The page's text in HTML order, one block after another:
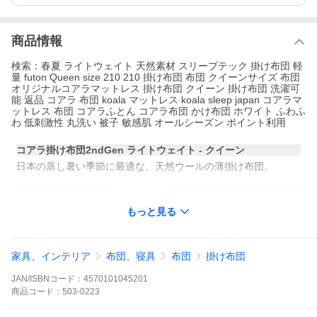
商品情報
検索：春夏 ライトウェイト 天然素材 スリープテック 掛け布団 軽
量 futon Queen size 210 210 掛け布団 布団 クイーンサイズ 布団
オリジナルコアラマットレス 掛け布団 クイーン 掛け布団 洗濯可
能 返品 コアラ 布団 koala マットレス koala sleep japan コアラマ
ットレス 布団 コアラふとん コアラ布団 かけ布団 ホワイト ふわふ
わ 低刺激性 丸洗い 被子 敏感肌 オールシーズン ポイント利用
コアラ掛け布団2ndGen ライトウェイト - クイーン
日本の蒸し暑い季節に最適な、天然ウールの薄掛け布団。
もっと見る
家具、インテリア 布団、寝具 布団 掛け布団
JAN/ISBNコード： 4570101045201
商品 コード： 503-0223